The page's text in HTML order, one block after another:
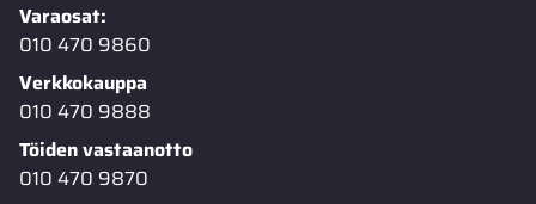
Varaosat:
010 470 9860
Verkkokauppa
010 470 9888
Töiden vastaanotto
010 470 9870